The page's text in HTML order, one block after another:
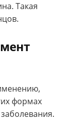
Такая
формах